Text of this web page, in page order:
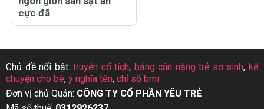
cực đã
Chủ đề nổi bật:truyện cổ tích, bảng cân nặng trẻ sơ sinh, kể
chuyện cho bé, ý nghĩa tên, chỉ số bmi
Đơn vị chủ Quản: CÔNG TY CỔ PHẦN YÊU TRẺ